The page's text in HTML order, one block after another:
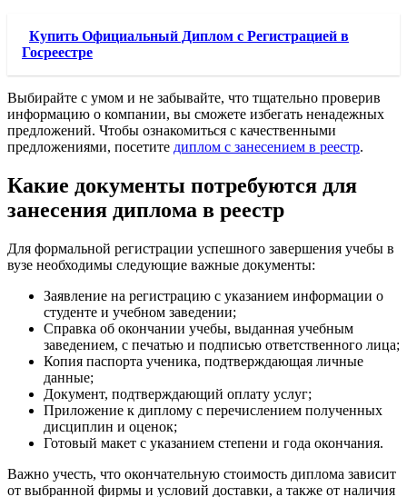
Купить Официальный Диплом с Регистрацией в
Госреестре
Выбирайте с умом и не забывайте, что тщательно проверив
информацию о компании, вы сможете избегать ненадежных
предложений. Чтобы ознакомиться с качественными
предложениями, посетите диплом с занесением в реестр.
Какие документы потребуются для
занесения диплома в реестр
Для формальной регистрации успешного завершения учебы в
вузе необходимы следующие важные документы:
Заявление на регистрацию с указанием информации о
студенте и учебном заведении;
Справка об окончании учебы, выданная учебным
заведением, с печатью и подписью ответственного лица;
Копия паспорта ученика, подтверждающая личные
данные;
Документ, подтверждающий оплату услуг;
Приложение к диплому с перечислением полученных
дисциплин и оценок;
Готовый макет с указанием степени и года окончания.
Важно учесть, что окончательную стоимость диплома зависит
от выбранной фирмы и условий доставки, а также от наличия